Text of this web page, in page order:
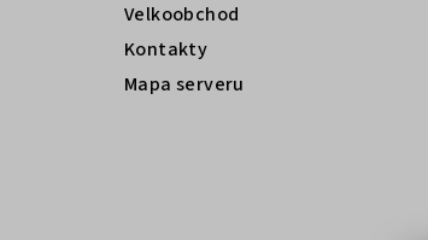
Velkoobchod
Kontakty
Mapa serveru